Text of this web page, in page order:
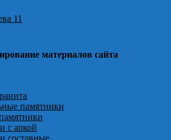
11
материалов сайта
памятники
с аркой